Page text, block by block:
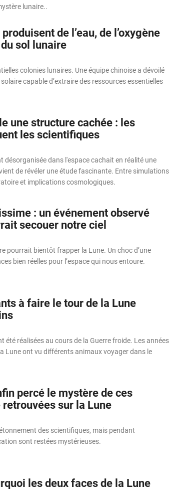
lunaire..
de l’eau, de l’oxygène
sol lunaire
colonies lunaires. Une équipe chinoise a dévoilé
capable d’extraire des ressources essentielles
une structure cachée : les
les scientifiques
désorganisée dans l'espace cachait en réalité une
de révéler une étude fascinante. Entre simulations
et implications cosmologiques.
: un événement observé
secouer notre ciel
pourrait bientôt frapper la Lune. Un choc d’une
bien réelles pour l’espace qui nous entoure.
à faire le tour de la Lune
été réalisées au cours de la Guerre froide. Les années
Lune ont vu différents animaux voyager dans le
percé le mystère de ces
sur la Lune
des scientifiques, mais pendant
sont restées mystérieuses.
les deux faces de la Lune